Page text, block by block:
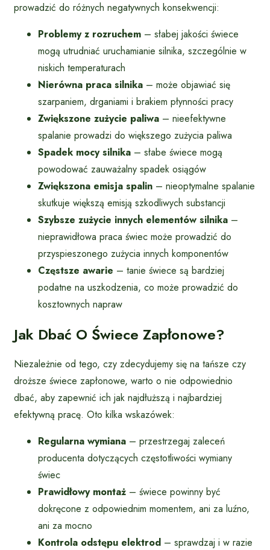
prowadzić do różnych negatywnych konsekwencji:
Problemy z rozruchem – słabej jakości świece
mogą utrudniać uruchamianie silnika, szczególnie w
niskich temperaturach
Nierówna praca silnika – może objawiać się
szarpaniem, drganiami i brakiem płynności pracy
Zwiększone zużycie paliwa – nieefektywne
spalanie prowadzi do większego zużycia paliwa
Spadek mocy silnika – słabe świece mogą
powodować zauważalny spadek osiągów
Zwiększona emisja spalin – nieoptymalne spalanie
skutkuje większą emisją szkodliwych substancji
Szybsze zużycie innych elementów silnika –
nieprawidłowa praca świec może prowadzić do
przyspieszonego zużycia innych komponentów
Częstsze awarie – tanie świece są bardziej
podatne na uszkodzenia, co może prowadzić do
kosztownych napraw
Jak Dbać O Świece Zapłonowe?
Niezależnie od tego, czy zdecydujemy się na tańsze czy
droższe świece zapłonowe, warto o nie odpowiednio
dbać, aby zapewnić ich jak najdłuższą i najbardziej
efektywną pracę. Oto kilka wskazówek:
Regularna wymiana – przestrzegaj zaleceń
producenta dotyczących częstotliwości wymiany
świec
Prawidłowy montaż – świece powinny być
dokręcone z odpowiednim momentem, ani za luźno,
ani za mocno
Kontrola odstępu elektrod – sprawdzaj i w razie